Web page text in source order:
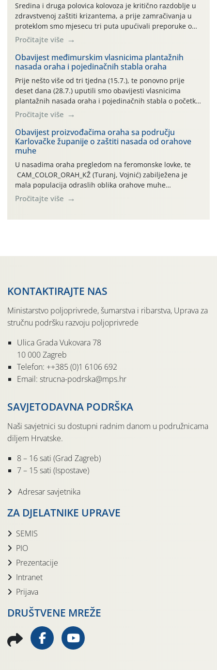
Sredina i druga polovica kolovoza je kritično razdoblje u
zdravstvenoj zaštiti krizantema, a prije zamračivanja u
proteklom smo mjesecu tri puta upućivali preporuke o
preventivnim mjerama zaštite krizantema od najčešćih
uzročnika bolesti, štetnika i fito-fagnih grinja (23.7., 14.7.,
06.7.)! Na početku ovog mjeseca je zabilježeno je
povijesno i ekstremno vruće meteorološko razdoblje, uz
najviše temperature […]
Pročitajte više
Obavijest međimurskim vlasnicima plantažnih
nasada oraha i pojedinačnih stabla oraha
Prije nešto više od tri tjedna (15.7.), te ponovno prije
deset dana (28.7.) uputili smo obavijesti vlasnicima
plantažnih nasada oraha i pojedinačnih stabla o početku
leta i ovogodišnjoj potrebi usmjerenog suzbijanja
orahove muhe (Rhagoletis completa)! Već dvanaest dana
traje drugi ovogodišnji “toplinski udar”, koji naročito
izražen zadnja šest dana (31.7.-05.8.), jer najviše
temperature zraka svakodnevno […]
Pročitajte više
Obavijest proizvođačima oraha sa području
Karlovačke županije o zaštiti nasada od orahove
muhe
U nasadima oraha pregledom na feromonske lovke, te
CAM_COLOR_ORAH_KŽ (Turanj, Vojnić) zabilježena je
mala populacija odraslih oblika orahove muhe
(Rhagoletis completa). Niska brojnost može se objasniti
činjenicom da je riječ o mladim nasadima s vrlo malim
Pročitajte više
KONTAKTIRAJTE NAS
Ministarstvo poljoprivrede, šumarstva i ribarstva, Uprava za
stručnu podršku razvoju poljoprivrede
Ulica Grada Vukovara 78
10 000 Zagreb
Telefon: ++385 (0)1 6106 692
Email: strucna-podrska@mps.hr
SAVJETODAVNA PODRŠKA
Naši savjetnici su dostupni radnim danom u podružnicama
diljem Hrvatske.
8 – 16 sati (Grad Zagreb)
7 – 15 sati (Ispostave)
Adresar savjetnika
ZA DJELATNIKE UPRAVE
SEMIS
PIO
Prezentacije
Intranet
Prijava
DRUŠTVENE MREŽE